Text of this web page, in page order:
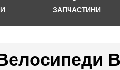
ЗАПЧАСТИНИ